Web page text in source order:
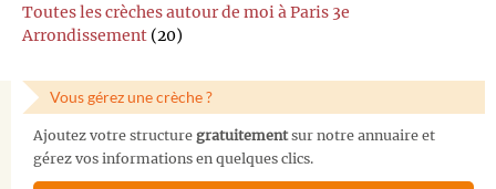
Toutes les crèches autour de moi à Paris 3e
Arrondissement (20)
Vous gérez une crèche ?
Ajoutez votre structure gratuitementsur notre annuaire et
gérez vos informations en quelques clics.